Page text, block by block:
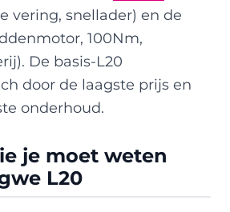
vering, snellader) en de
100Nm,
De basis-L20
door de laagste prijs en
onderhoud.
je moet weten
L20